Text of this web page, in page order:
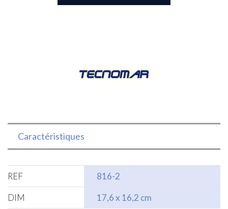
1/6-
Caractéristiques
REF
816-2
DIM
17,6 x 16,2 cm